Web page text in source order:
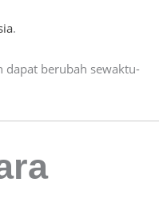
.
dapat berubah sewaktu-